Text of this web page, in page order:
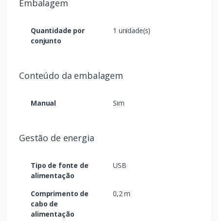
Embalagem
Quantidade por
conjunto
1 unidade(s)
Conteúdo da embalagem
Manual Sim
Gestão de energia
Tipo de fonte de
alimentação
USB
Comprimento de
cabo de
alimentação
0,2 m